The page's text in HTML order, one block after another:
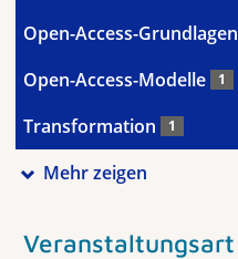
Open-Access-Grundlagen
Open-Access-Modelle 1
Transformation 1
Mehr zeigen
Veranstaltungsart